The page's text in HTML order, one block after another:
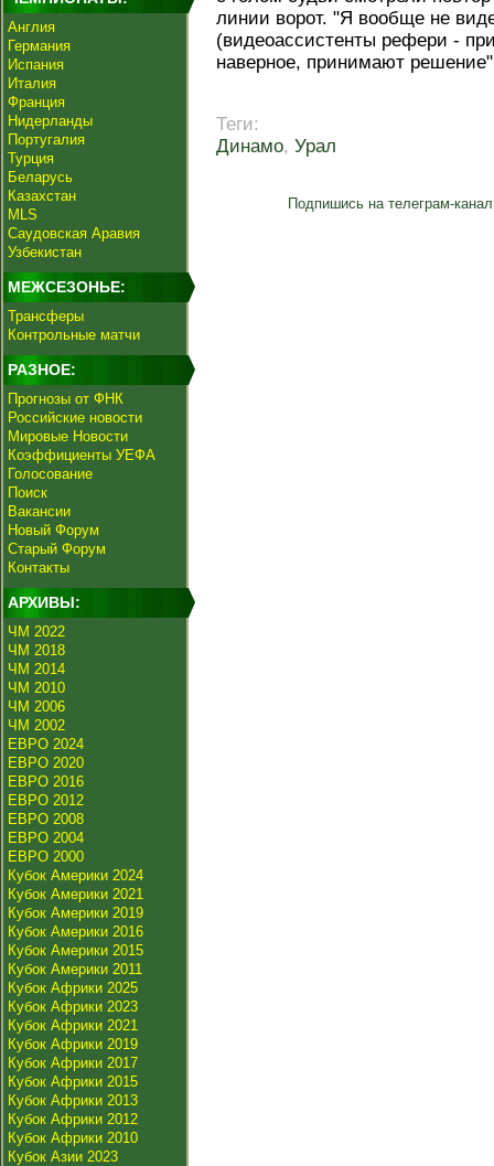
Англия
Германия
Испания
Италия
Франция
Нидерланды
Португалия
Турция
Беларусь
Казахстан
MLS
Саудовская Аравия
Узбекистан
МЕЖСЕЗОНЬЕ:
Трансферы
Контрольные матчи
РАЗНОЕ:
Прогнозы от ФНК
Российские новости
Мировые Новости
Коэффициенты УЕФА
Голосование
Поиск
Вакансии
Новый Форум
Старый Форум
Контакты
АРХИВЫ:
ЧМ 2022
ЧМ 2018
ЧМ 2014
ЧМ 2010
ЧМ 2006
ЧМ 2002
ЕВРО 2024
ЕВРО 2020
ЕВРО 2016
ЕВРО 2012
ЕВРО 2008
ЕВРО 2004
ЕВРО 2000
Кубок Америки 2024
Кубок Америки 2021
Кубок Америки 2019
Кубок Америки 2016
Кубок Америки 2015
Кубок Америки 2011
Кубок Африки 2025
Кубок Африки 2023
Кубок Африки 2021
Кубок Африки 2019
Кубок Африки 2017
Кубок Африки 2015
Кубок Африки 2013
Кубок Африки 2012
Кубок Африки 2010
Кубок Азии 2023
линии ворот. "Я вообще не
(видеоассистенты рефери -
наверное, принимают
Теги:
Динамо, Урал
Подпишись на телеграм-